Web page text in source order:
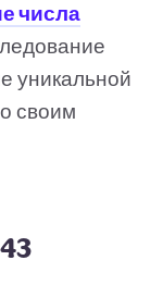
числа
уникальной
своим